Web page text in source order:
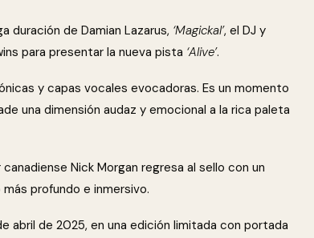
duración de Damian Lazarus, ‘Magickal’, el DJ y
para presentar la nueva pista ‘Alive’.
y capas vocales evocadoras. Es un momento
una dimensión audaz y emocional a la rica paleta
Nick Morgan regresa al sello con un
profundo e inmersivo.
abril de 2025, en una edición limitada con portada